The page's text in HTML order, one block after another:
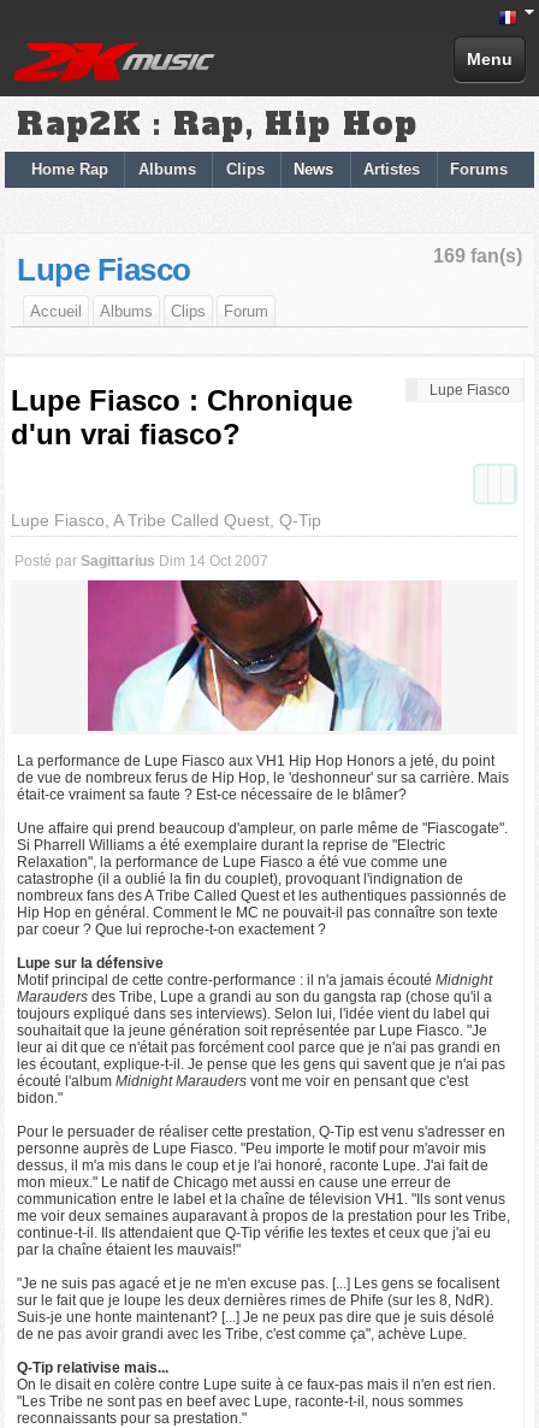
Menu
Rap2K : Rap, Hip Hop
Home Rap Albums Clips News Artistes Forums
169 fan(s)
Lupe Fiasco
Accueil Albums Clips Forum
Lupe Fiasco
Lupe Fiasco : Chronique
d'un vrai fiasco?
Lupe Fiasco, A Tribe Called Quest, Q-Tip
Posté parSagittarius Dim 14 Oct 2007
La performance de Lupe Fiasco aux VH1 Hip Hop Honors a jeté, du point
de vue de nombreux ferus de Hip Hop, le 'deshonneur' sur sa carrière. Mais
était-ce vraiment sa faute ? Est-ce nécessaire de le blâmer?
Une affaire qui prend beaucoup d'ampleur, on parle même de "Fiascogate".
Si Pharrell Williams a été exemplaire durant la reprise de "Electric
Relaxation", la performance de Lupe Fiasco a été vue comme une
catastrophe (il a oublié la fin du couplet), provoquant l'indignation de
nombreux fans des A Tribe Called Quest et les authentiques passionnés de
Hip Hop en général. Comment le MC ne pouvait-il pas connaître son texte
par coeur ? Que lui reproche-t-on exactement ?
Lupe sur la défensive
Motif principal de cette contre-performance : il n'a jamais écoutéMidnight
Marauders des Tribe, Lupe a grandi au son du gangsta rap (chose qu'il a
toujours expliqué dans ses interviews). Selon lui, l'idée vient du label qui
souhaitait que la jeune génération soit représentée par Lupe Fiasco. "Je
leur ai dit que ce n'était pas forcément cool parce que je n'ai pas grandi en
les écoutant, explique-t-il. Je pense que les gens qui savent que je n'ai pas
écouté l'albumMidnight Marauders vont me voir en pensant que c'est
bidon."
Pour le persuader de réaliser cette prestation, Q-Tip est venu s'adresser en
personne auprès de Lupe Fiasco. "Peu importe le motif pour m'avoir mis
dessus, il m'a mis dans le coup et je l'ai honoré, raconte Lupe. J'ai fait de
mon mieux." Le natif de Chicago met aussi en cause une erreur de
communication entre le label et la chaîne de télevision VH1. "Ils sont venus
me voir deux semaines auparavant à propos de la prestation pour les Tribe,
continue-t-il. Ils attendaient que Q-Tip vérifie les textes et ceux que j'ai eu
par la chaîne étaient les mauvais!"
"Je ne suis pas agacé et je ne m'en excuse pas. [...] Les gens se focalisent
sur le fait que je loupe les deux dernières rimes de Phife (sur les 8, NdR).
Suis-je une honte maintenant? [...] Je ne peux pas dire que je suis désolé
de ne pas avoir grandi avec les Tribe, c'est comme ça", achève Lupe.
Q-Tip relativise mais...
On le disait en colère contre Lupe suite à ce faux-pas mais il n'en est rien.
"Les Tribe ne sont pas en beef avec Lupe, raconte-t-il, nous sommes
reconnaissants pour sa prestation."